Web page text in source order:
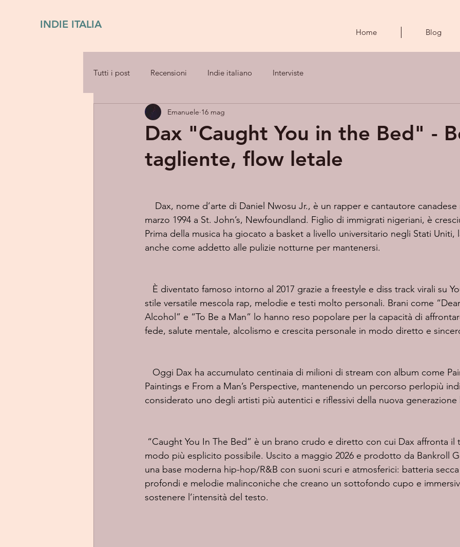
INDIE ITALIA
Home Blog
Tutti i post Recensioni Indie italiano Interviste
Dax "Caught You in the Bed" -
tagliente, flow letale
Emanuele 16 mag
marzo 1994 a St. John’s, Newfoundland. Figlio di immigrati nigeriani, è
Prima della musica ha giocato a basket a livello universitario negli Stati Uniti,
anche come addetto alle pulizie notturne per mantenersi.
stile versatile mescola rap, melodie e testi molto personali. Brani come
Alcohol” e “To Be a Man” lo hanno reso popolare per la capacità di
fede, salute mentale, alcolismo e crescita personale in modo diretto e
Paintings e From a Man’s Perspective, mantenendo un percorso perlopiù
considerato uno degli artisti più autentici e riflessivi della nuova generazione
modo più esplicito possibile. Uscito a maggio 2026 e prodotto da Bankroll
una base moderna hip-hop/R&B con suoni scuri e atmosferici: batteria
profondi e melodie malinconiche che creano un sottofondo cupo e
sostenere l’intensità del testo.